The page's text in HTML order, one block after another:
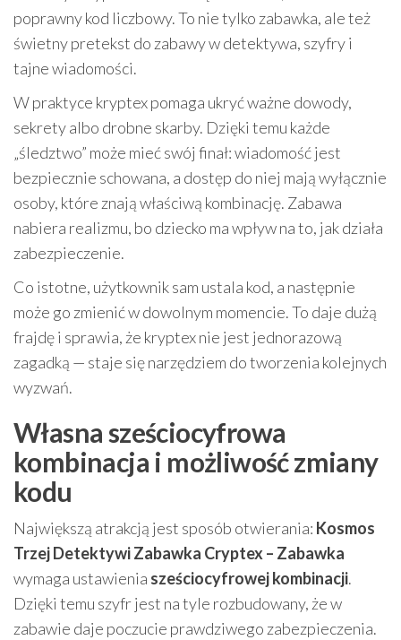
poprawny kod liczbowy. To nie tylko zabawka, ale też
świetny pretekst do zabawy w detektywa, szyfry i
tajne wiadomości.
W praktyce kryptex pomaga ukryć ważne dowody,
sekrety albo drobne skarby. Dzięki temu każde
„śledztwo” może mieć swój finał: wiadomość jest
bezpiecznie schowana, a dostęp do niej mają wyłącznie
osoby, które znają właściwą kombinację. Zabawa
nabiera realizmu, bo dziecko ma wpływ na to, jak działa
zabezpieczenie.
Co istotne, użytkownik sam ustala kod, a następnie
może go zmienić w dowolnym momencie. To daje dużą
frajdę i sprawia, że kryptex nie jest jednorazową
zagadką — staje się narzędziem do tworzenia kolejnych
wyzwań.
Własna sześciocyfrowa
kombinacja i możliwość zmiany
kodu
Największą atrakcją jest sposób otwierania: Kosmos
Trzej Detektywi Zabawka Cryptex – Zabawka
wymaga ustawienia sześciocyfrowej kombinacji.
Dzięki temu szyfr jest na tyle rozbudowany, że w
zabawie daje poczucie prawdziwego zabezpieczenia.